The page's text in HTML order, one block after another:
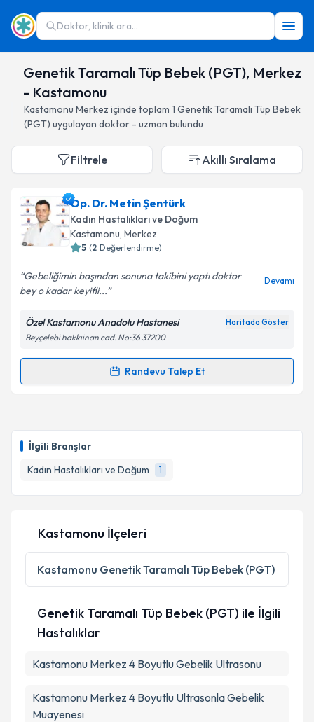
Doktor, klinik ara...
Genetik Taramalı Tüp Bebek (PGT), Merkez
- Kastamonu
Kastamonu Merkez içinde toplam 1 Genetik Taramalı Tüp Bebek
(PGT) uygulayan doktor - uzman bulundu
İlgili Branşlar
Kadın Hastalıkları ve Doğum
1
Filtrele Akıllı Sıralama
Op. Dr. Metin Şentürk
Kadın Hastalıkları ve Doğum
Kastamonu, Merkez
5 (2 Değerlendirme)
Gebeliğimin başından sonuna takibini yaptı doktor
bey o kadar keyifli...
Devamı
Özel Kastamonu Anadolu Hastanesi Haritada Göster
Beyçelebi hakkıinan cad. No:36 37200
Randevu Talep Et
Randevu Takvimi Talebi
takvim hazırlandığında e-posta ile bilgilendireceğiz.
Kişisel verilerimin işlenmesine ilişkinAydınlatma
'ni okudum ve kişisel verilerimin belirtilen
kapsamda işlenmesini kabul ediyorum.
Takvim Talebini Gönder
Kastamonu İlçeleri
Kastamonu Genetik Taramalı Tüp Bebek (PGT)
Genetik Taramalı Tüp Bebek (PGT) ile İlgili
Hastalıklar
Kastamonu Merkez 4 Boyutlu Gebelik Ultrasonu
Kastamonu Merkez 4 Boyutlu Ultrasonla Gebelik
Muayenesi